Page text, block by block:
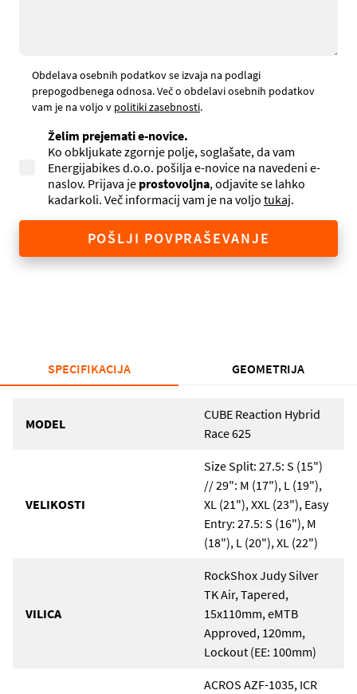
Obdelava osebnih podatkov se izvaja na podlagi
prepogodbenega odnosa. Več o obdelavi osebnih podatkov
vam je na voljo v politiki zasebnosti.
Želim prejemati e-novice.
Ko obkljukate zgornje polje, soglašate, da vam
Energijabikes d.o.o. pošilja e-novice na navedeni e-
naslov. Prijava je prostovoljna, odjavite se lahko
kadarkoli. Več informacij vam je na voljo tukaj.
POŠLJI POVPRAŠEVANJE
SPECIFIKACIJA GEOMETRIJA
MODEL
CUBE Reaction Hybrid
Race 625
VELIKOSTI
Size Split: 27.5: S (15")
// 29": M (17"), L (19"),
XL (21"), XXL (23"), Easy
Entry: 27.5: S (16"), M
(18"), L (20"), XL (22")
VILICA
RockShox Judy Silver
TK Air, Tapered,
15x110mm, eMTB
Approved, 120mm,
Lockout (EE: 100mm)
ACROS AZF-1035, ICR